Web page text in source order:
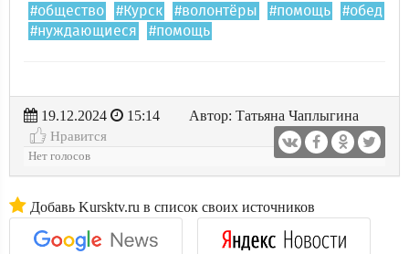
#общество #Курск #волонтёры #помощь
#обед
#нуждающиеся
#помощь
19.12.2024 15:14
Автор: Татьяна Чаплыгина
Нравится
Нет голосов
Добавь Kursktv.ru в список своих источников